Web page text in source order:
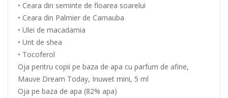
• Ceara din seminte de floarea soarelui
• Ceara din Palmier de Carnauba
• Ulei de macadamia
• Unt de shea
• Tocoferol
Oja pentru copii pe baza de apa cu parfum de afine,
Mauve Dream Today, Inuwet mini, 5 ml
Oja pe baza de apa (82% apa)